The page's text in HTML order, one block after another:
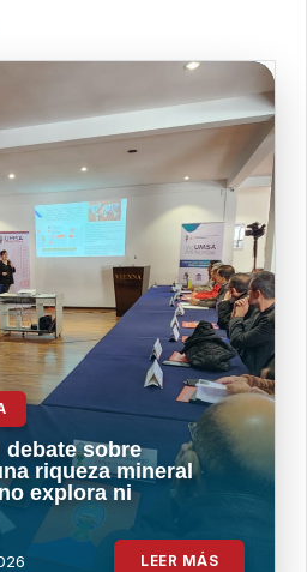
debate sobre
riqueza mineral
explora ni
LEER MÁS